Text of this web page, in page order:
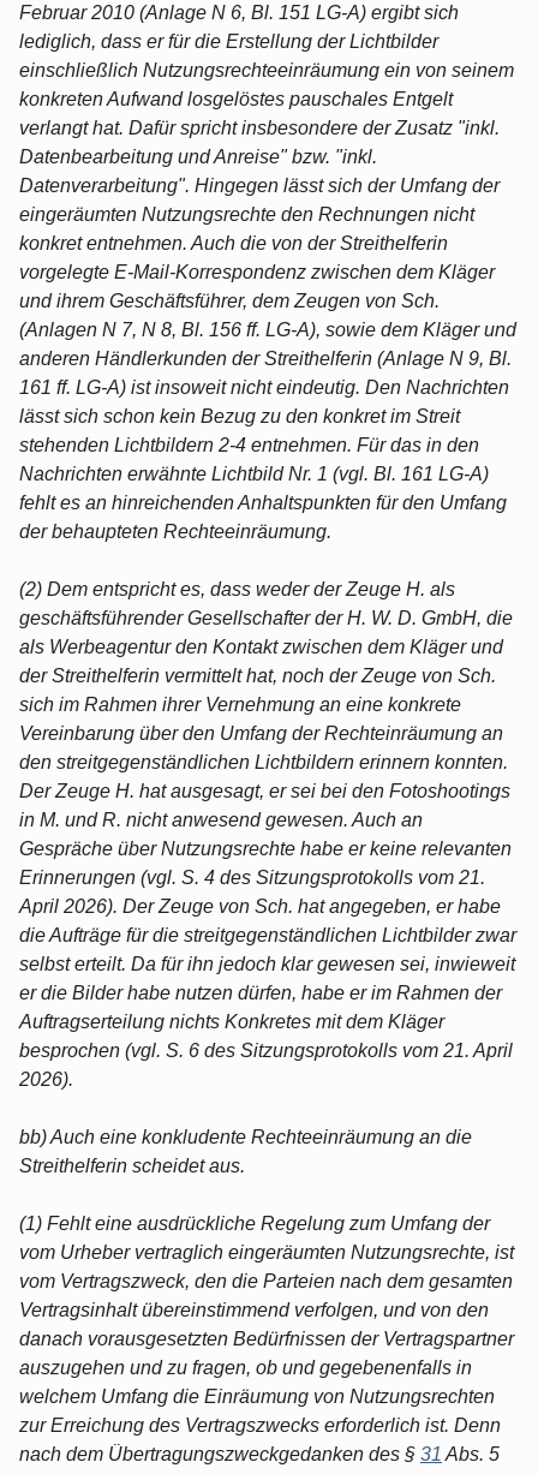
Februar 2010 (Anlage N 6, Bl. 151 LG-A) ergibt sich
lediglich, dass er für die Erstellung der Lichtbilder
einschließlich Nutzungsrechteeinräumung ein von seinem
konkreten Aufwand losgelöstes pauschales Entgelt
verlangt hat. Dafür spricht insbesondere der Zusatz "inkl.
Datenbearbeitung und Anreise" bzw. "inkl.
Datenverarbeitung". Hingegen lässt sich der Umfang der
eingeräumten Nutzungsrechte den Rechnungen nicht
konkret entnehmen. Auch die von der Streithelferin
vorgelegte E-Mail-Korrespondenz zwischen dem Kläger
und ihrem Geschäftsführer, dem Zeugen von Sch.
(Anlagen N 7, N 8, Bl. 156 ff. LG-A), sowie dem Kläger und
anderen Händlerkunden der Streithelferin (Anlage N 9, Bl.
161 ff. LG-A) ist insoweit nicht eindeutig. Den Nachrichten
lässt sich schon kein Bezug zu den konkret im Streit
stehenden Lichtbildern 2-4 entnehmen. Für das in den
Nachrichten erwähnte Lichtbild Nr. 1 (vgl. Bl. 161 LG-A)
fehlt es an hinreichenden Anhaltspunkten für den Umfang
der behaupteten Rechteeinräumung.
(2) Dem entspricht es, dass weder der Zeuge H. als
geschäftsführender Gesellschafter der H. W. D. GmbH, die
als Werbeagentur den Kontakt zwischen dem Kläger und
der Streithelferin vermittelt hat, noch der Zeuge von Sch.
sich im Rahmen ihrer Vernehmung an eine konkrete
Vereinbarung über den Umfang der Rechteinräumung an
den streitgegenständlichen Lichtbildern erinnern konnten.
Der Zeuge H. hat ausgesagt, er sei bei den Fotoshootings
in M. und R. nicht anwesend gewesen. Auch an
Gespräche über Nutzungsrechte habe er keine relevanten
Erinnerungen (vgl. S. 4 des Sitzungsprotokolls vom 21.
April 2026). Der Zeuge von Sch. hat angegeben, er habe
die Aufträge für die streitgegenständlichen Lichtbilder zwar
selbst erteilt. Da für ihn jedoch klar gewesen sei, inwieweit
er die Bilder habe nutzen dürfen, habe er im Rahmen der
Auftragserteilung nichts Konkretes mit dem Kläger
besprochen (vgl. S. 6 des Sitzungsprotokolls vom 21. April
2026).
bb) Auch eine konkludente Rechteeinräumung an die
Streithelferin scheidet aus.
(1) Fehlt eine ausdrückliche Regelung zum Umfang der
vom Urheber vertraglich eingeräumten Nutzungsrechte, ist
vom Vertragszweck, den die Parteien nach dem gesamten
Vertragsinhalt übereinstimmend verfolgen, und von den
danach vorausgesetzten Bedürfnissen der Vertragspartner
auszugehen und zu fragen, ob und gegebenenfalls in
welchem Umfang die Einräumung von Nutzungsrechten
zur Erreichung des Vertragszwecks erforderlich ist. Denn
nach dem Übertragungszweckgedanken des § 31 Abs. 5